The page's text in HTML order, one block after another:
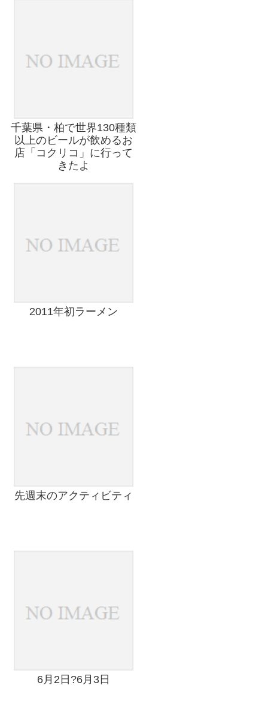
千葉県・柏で世界130種類
以上のビールが飲めるお
店「コクリコ」に行って
きたよ
2011年初ラーメン
先週末のアクティビティ
6月2日?6月3日